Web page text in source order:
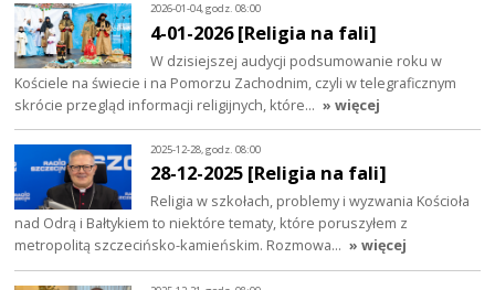
2026-01-04, godz. 08:00
4-01-2026 [Religia na fali]
W dzisiejszej audycji podsumowanie roku w
Kościele na świecie i na Pomorzu Zachodnim, czyli w telegraficznym
skrócie przegląd informacji religijnych, które… » więcej
2025-12-28, godz. 08:00
28-12-2025 [Religia na fali]
Religia w szkołach, problemy i wyzwania Kościoła
nad Odrą i Bałtykiem to niektóre tematy, które poruszyłem z
metropolitą szczecińsko-kamieńskim. Rozmowa… » więcej